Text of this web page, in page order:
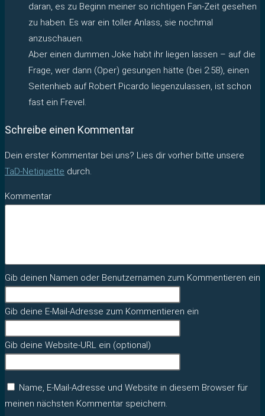
daran, es zu Beginn meiner so richtigen Fan-Zeit gesehen
zu haben. Es war ein toller Anlass, sie nochmal
anzuschauen.
Aber einen dummen Joke habt ihr liegen lassen – auf die
Frage, wer dann (Oper) gesungen hätte (bei 2:58), einen
Seitenhieb auf Robert Picardo liegenzulassen, ist schon
fast ein Frevel.
Schreibe einen Kommentar
Dein erster Kommentar bei uns? Lies dir vorher bitte unsere
TaD-Netiquette durch.
Kommentar
Gib deinen Namen oder Benutzernamen zum Kommentieren ein
Gib deine E-Mail-Adresse zum Kommentieren ein
Gib deine Website-URL ein (optional)
Name, E-Mail-Adresse und Website in diesem Browser für
meinen nächsten Kommentar speichern.